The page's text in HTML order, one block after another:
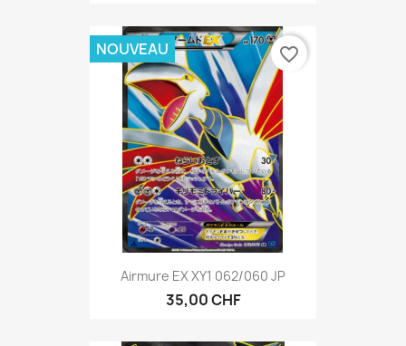
Airmure EX XY1 062/060 JP
35,00 CHF
NOUVEAU favorite_border